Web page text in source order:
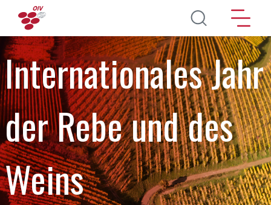
Direkt zum Inhalt
Internationales Jahr
der Rebe und des
Weins